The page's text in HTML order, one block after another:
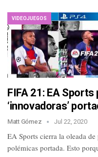
VIDEOJUEGOS
FIFA 21: EA
‘innovadoras’
Matt Gómez Jul 22, 2020
EA Sports cierra la oleada
polémicas portada. Esto